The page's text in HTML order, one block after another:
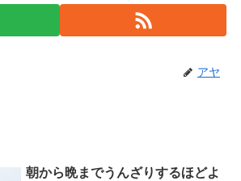
アヤ
朝から晩までうんざりするほどよ